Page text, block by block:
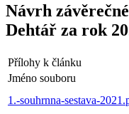
Návrh
Dehtář za rok
Přílohy k článku
Jméno souboru
1.-souhrnna-sestava-